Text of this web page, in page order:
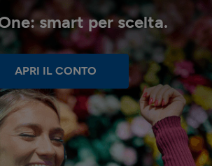
smart per scelta.
APRI IL CONTO